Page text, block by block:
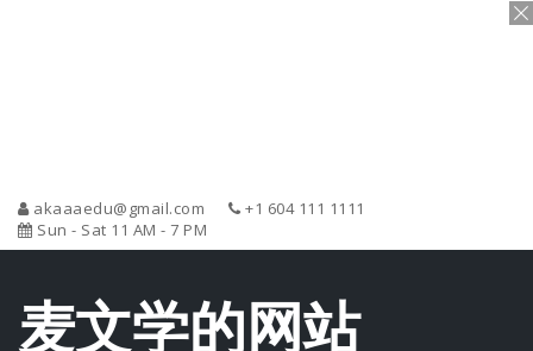
akaaaedu@gmail.com
+1 604 111 1111
Sun - Sat 11 AM - 7 PM
麦文学的网站